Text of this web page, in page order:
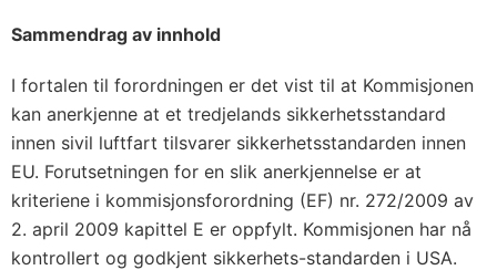
Sammendrag av innhold
I fortalen til forordningen er det vist til at Kommisjonen
kan anerkjenne at et tredjelands sikkerhetsstandard
innen sivil luftfart tilsvarer sikkerhetsstandarden innen
EU. Forutsetningen for en slik anerkjennelse er at
kriteriene i kommisjonsforordning (EF) nr. 272/2009 av
2. april 2009 kapittel E er oppfylt. Kommisjonen har nå
kontrollert og godkjent sikkerhets-standarden i USA.